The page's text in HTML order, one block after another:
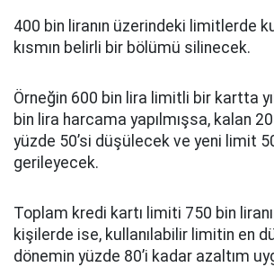
400 bin liranın üzerindeki limitlerde
kısmın belirli bir bölümü silinecek.
Örneğin 600 bin lira limitli bir kartta
bin lira harcama yapılmışsa, kalan
yüzde 50’si düşülecek ve yeni limit
gerileyecek.
Toplam kredi kartı limiti 750 bin
kişilerde ise, kullanılabilir limitin en
dönemin yüzde 80’i kadar azaltım